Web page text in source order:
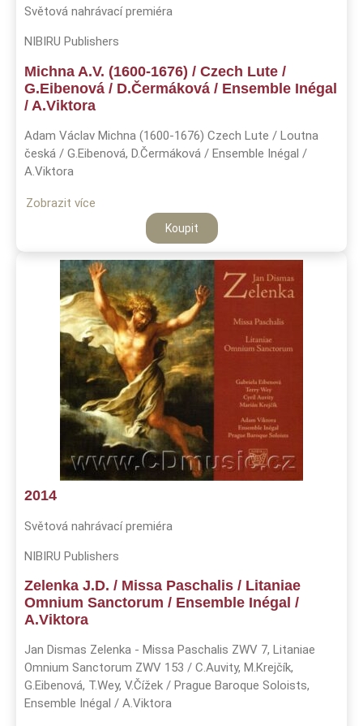
Světová nahrávací premiéra
NIBIRU Publishers
Michna A.V. (1600-1676) / Czech Lute /
G.Eibenová / D.Čermáková / Ensemble Inégal
/ A.Viktora
Adam Václav Michna (1600-1676) Czech Lute / Loutna
česká / G.Eibenová, D.Čermáková / Ensemble Inégal /
A.Viktora
Zobrazit více
Koupit
2014
Světová nahrávací premiéra
NIBIRU Publishers
Zelenka J.D. / Missa Paschalis / Litaniae
Omnium Sanctorum / Ensemble Inégal /
A.Viktora
Jan Dismas Zelenka - Missa Paschalis ZWV 7, Litaniae
Omnium Sanctorum ZWV 153 / C.Auvity, M.Krejčík,
G.Eibenová, T.Wey, V.Čížek / Prague Baroque Soloists,
Ensemble Inégal / A.Viktora